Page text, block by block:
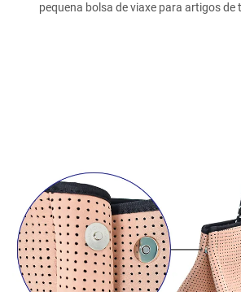
pequena bolsa de viaxe para artigos de